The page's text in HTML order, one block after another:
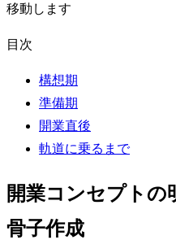
移動します
目次
構想期
準備期
開業直後
軌道に乗るまで
開業コンセプトの
骨子作成